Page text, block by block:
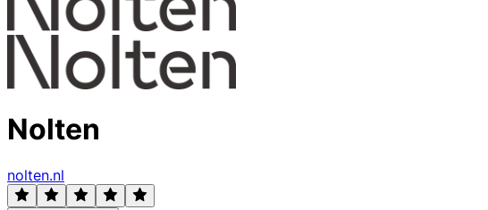
Nolten
nolten.nl